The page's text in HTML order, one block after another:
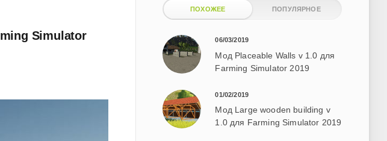
Simulator
ПОХОЖЕЕ ПОПУЛЯРНОЕ
06/03/2019
Мод Placeable Walls v 1.0 для
Farming Simulator 2019
01/02/2019
Мод Large wooden building v
1.0 для Farming Simulator 2019